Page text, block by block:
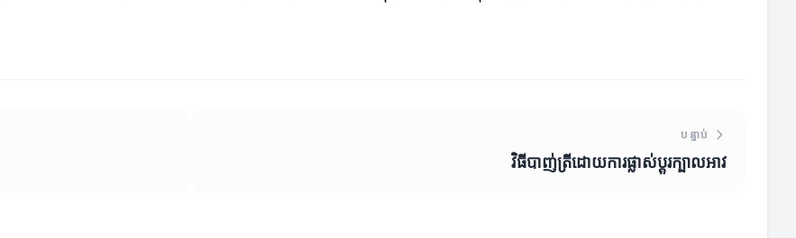
បន្ទាប់
វិធីបាញ់ត្រីដោយការផ្លាស់ប្តូរក្បាលអាវ